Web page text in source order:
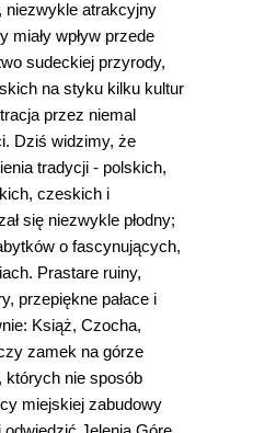
niezwykle atrakcyjny
miały wpływ przede
sudeckiej przyrody,
na styku kilku kultur
przez niemal
Dziś widzimy, że
tradycji - polskich,
czeskich i
się niezwykle płodny;
o fascynujących,
Prastare ruiny,
przepiękne pałace i
Książ, Czocha,
zamek na górze
których nie sposób
miejskiej zabudowy